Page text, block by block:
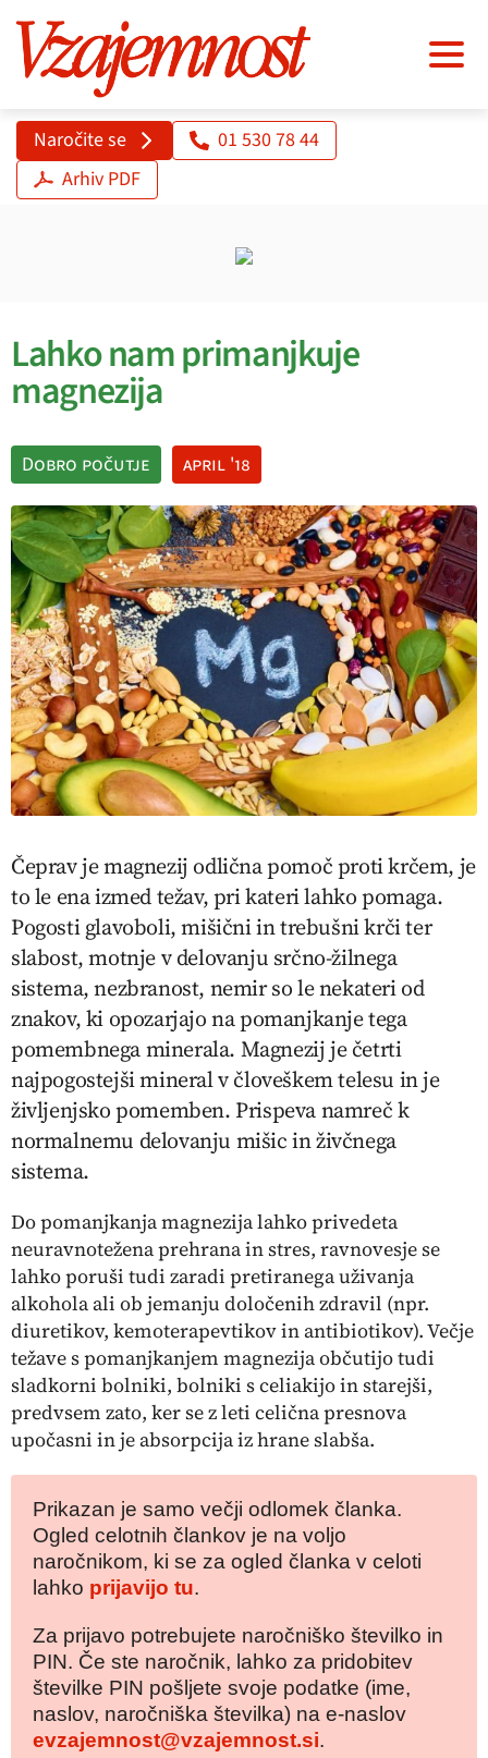
Naročite se
01 530 78 44
Arhiv PDF
Lahko nam primanjkuje
magnezija
Dobro počutje april '18
Čeprav je magnezij odlična pomoč proti krčem, je
to le ena izmed težav, pri kateri lahko pomaga.
Pogosti glavoboli, mišični in trebušni krči ter
slabost, motnje v delovanju srčno-žilnega
sistema, nezbranost, nemir so le nekateri od
znakov, ki opozarjajo na pomanjkanje tega
pomembnega minerala. Magnezij je četrti
najpogostejši mineral v človeškem telesu in je
življenjsko pomemben. Prispeva namreč k
normalnemu delovanju mišic in živčnega
sistema.
Do pomanjkanja magnezija lahko privedeta
neuravnotežena prehrana in stres, ravnovesje se
lahko poruši tudi zaradi pretiranega uživanja
alkohola ali ob jemanju določenih zdravil (npr.
diuretikov, kemoterapevtikov in antibiotikov). Večje
težave s pomanjkanjem magnezija občutijo tudi
sladkorni bolniki, bolniki s celiakijo in starejši,
predvsem zato, ker se z leti celična presnova
upočasni in je absorpcija iz hrane slabša.
Prikazan je samo večji odlomek članka.
Ogled celotnih člankov je na voljo
naročnikom, ki se za ogled članka v celoti
lahko prijavijo tu.
Za prijavo potrebujete naročniško številko in
PIN. Če ste naročnik, lahko za pridobitev
številke PIN pošljete svoje podatke (ime,
naslov, naročniška številka) na e-naslov
evzajemnost@vzajemnost.si.